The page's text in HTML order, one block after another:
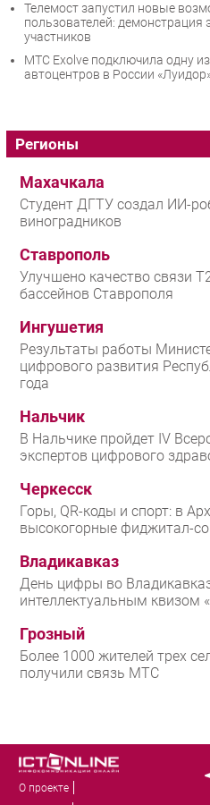
Телемост запустил новые
пользователей: демонстрация
участников
МТС Exolve подключила одну
автоцентров в России
Регионы
Махачкала
Студент ДГТУ создал ИИ-
виноградников
Ставрополь
Улучшено качество связи
бассейнов Ставрополя
Ингушетия
Результаты работы
цифрового развития
года
Нальчик
В Нальчике пройдет IV
экспертов цифрового
Черкесск
Горы, QR-коды и спорт: в
высокогорные фиджитал-
Владикавказ
День цифры во
интеллектуальным квизом
Грозный
Более 1000 жителей трех
получили связь МТС
О проекте